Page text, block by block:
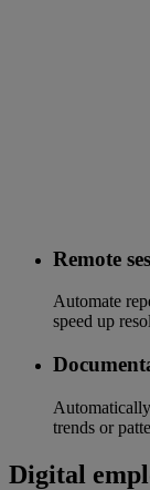
Remote
Automate
speed up
trends or
Digital